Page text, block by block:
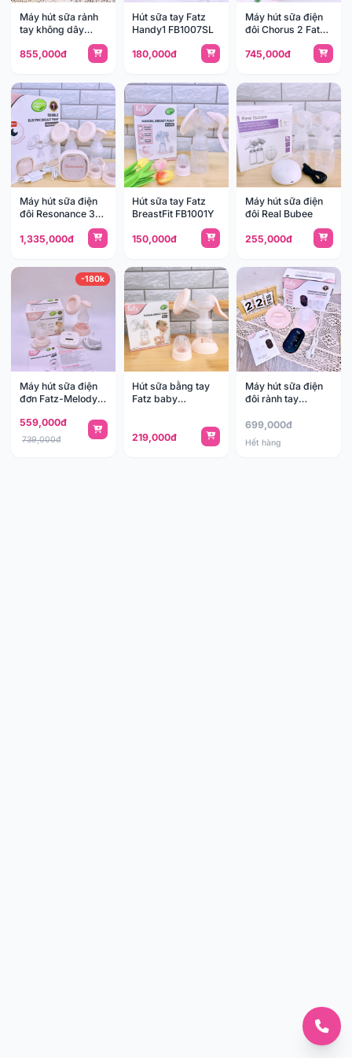
Máy hút sữa rảnh
tay không dây
FB1266CM
855,000đ
Hút sữa tay Fatz
Handy1 FB1007SL
180,000đ
Máy hút sữa điện
đôi Chorus 2 Fatz
745,000đ
Máy hút sữa điện
đôi Resonance 3-
1,335,000đ
Hút sữa tay Fatz
BreastFit FB1001Y
150,000đ
Máy hút sữa điện
đôi Real Bubee
255,000đ
-180k
Máy hút sữa điện
đơn Fatz-Melody 3
559,000đ
739,000đ
Hút sữa bằng tay
Fatz baby
219,000đ
Máy hút sữa điện
đôi rảnh tay
FB1382MX
699,000đ
Hết hàng